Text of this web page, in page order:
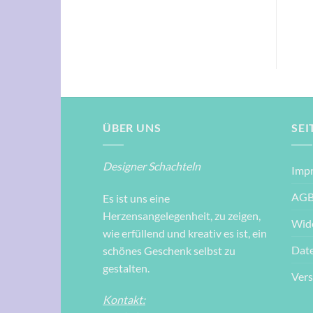
ÜBER UNS
Designer Schachteln
Es ist uns eine
Herzensangelegenheit, zu zeigen,
wie erfüllend und kreativ es ist, ein
schönes Geschenk selbst zu
gestalten.
Kontakt: